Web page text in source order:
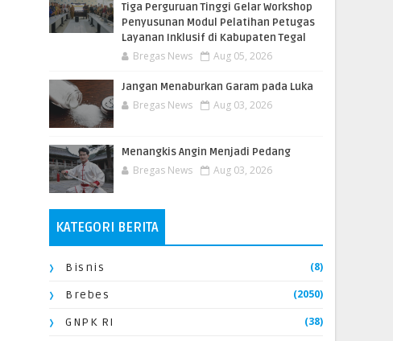
Tiga Perguruan Tinggi Gelar Workshop
Penyusunan Modul Pelatihan Petugas
Layanan Inklusif di Kabupaten Tegal
Bregas News Aug 05, 2026
Jangan Menaburkan Garam pada Luka
Bregas News Aug 03, 2026
Menangkis Angin Menjadi Pedang
Bregas News Aug 03, 2026
KATEGORI BERITA
Bisnis (8)
Brebes (2050)
GNPK RI (38)